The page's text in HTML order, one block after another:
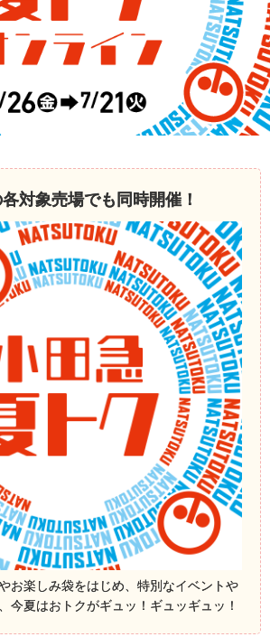
対象売場でも同時開催！
お楽しみ袋をはじめ、特別なイベントや
今夏はおトクがギュッ！ギュッギュッ！